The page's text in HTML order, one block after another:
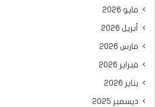
مايو 2026
أبريل 2026
مارس 2026
فبراير 2026
يناير 2026
ديسمبر 2025